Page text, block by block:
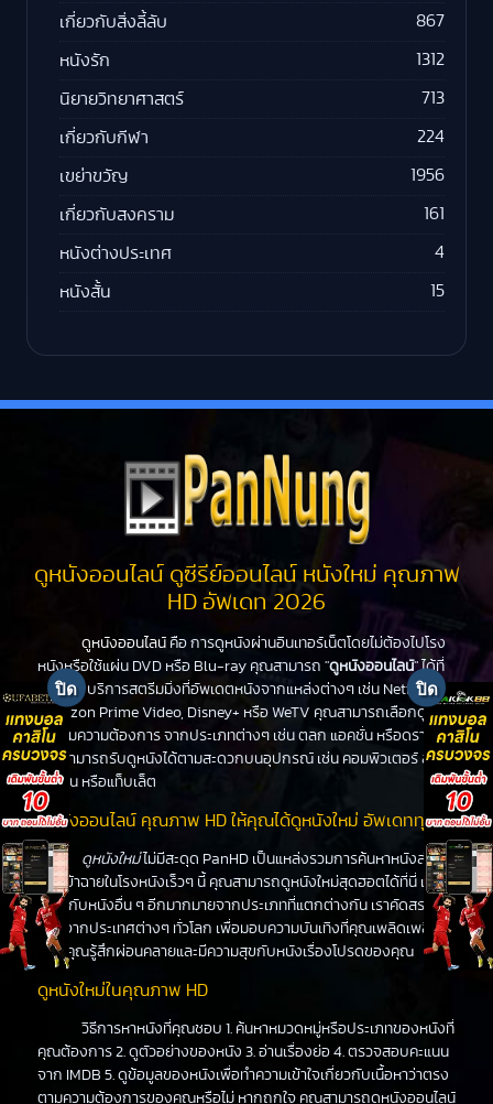
เกี่ยวกับสิ่งลี้ลับ 867
หนังรัก 1312
นิยายวิทยาศาสตร์ 713
เกี่ยวกับกีฬา 224
เขย่าขวัญ 1956
เกี่ยวกับสงคราม 161
หนังต่างประเทศ 4
หนังสั้น 15
ดูหนังออนไลน์ ดูซีรีย์ออนไลน์ หนังใหม่ คุณภาพ
HD อัพเดท 2026
ดูหนังออนไลน์ คือ การดูหนังผ่านอินเทอร์เน็ตโดยไม่ต้องไปโรง
หนังหรือใช้แผ่น DVD หรือ Blu-ray คุณสามารถ "ดูหนังออนไลน์" ได้ที่
PanHD บริการสตรีมมิ่งที่อัพเดตหนังจากแหล่งต่างๆ เช่น Netflix,
Amazon Prime Video, Disney+ หรือ WeTV คุณสามารถเลือกดูหนัง
ได้ตามความต้องการ จากประเภทต่างๆ เช่น ตลก แอคชั่น หรือดราม่า
คุณสามารถรับดูหนังได้ตามสะดวกบนอุปกรณ์ เช่น คอมพิวเตอร์ สมา
ร์ทโฟน หรือแท็บเล็ต
ดูหนังออนไลน์ คุณภาพ HD ให้คุณได้ดูหนังใหม่ อัพเดททุกวัน
ดูหนังใหม่ไม่มีสะดุด PanHD เป็นแหล่งรวมการค้นหาหนังล่าสุด
ที่จะเข้าฉายในโรงหนังเร็วๆ นี้ คุณสามารถดูหนังใหม่สุดฮอตได้ที่นี่ เช่น
เดียวกับหนังอื่น ๆ อีกมากมายจากประเภทที่แตกต่างกัน เราคัดสรร
หนังจากประเทศต่างๆ ทั่วโลก เพื่อมอบความบันเทิงที่คุณเพลิดเพลิน
ทำให้คุณรู้สึกผ่อนคลายและมีความสุขกับหนังเรื่องโปรดของคุณ
ดูหนังใหม่ในคุณภาพ HD
วิธีการหาหนังที่คุณชอบ 1. ค้นหาหมวดหมู่หรือประเภทของหนังที่
คุณต้องการ 2. ดูตัวอย่างของหนัง 3. อ่านเรื่องย่อ 4. ตรวจสอบคะแนน
จาก IMDB 5. ดูข้อมูลของหนังเพื่อทำความเข้าใจเกี่ยวกับเนื้อหาว่าตรง
ตามความต้องการของคุณหรือไม่ หากถูกใจ คุณสามารถดูหนังออนไลน์